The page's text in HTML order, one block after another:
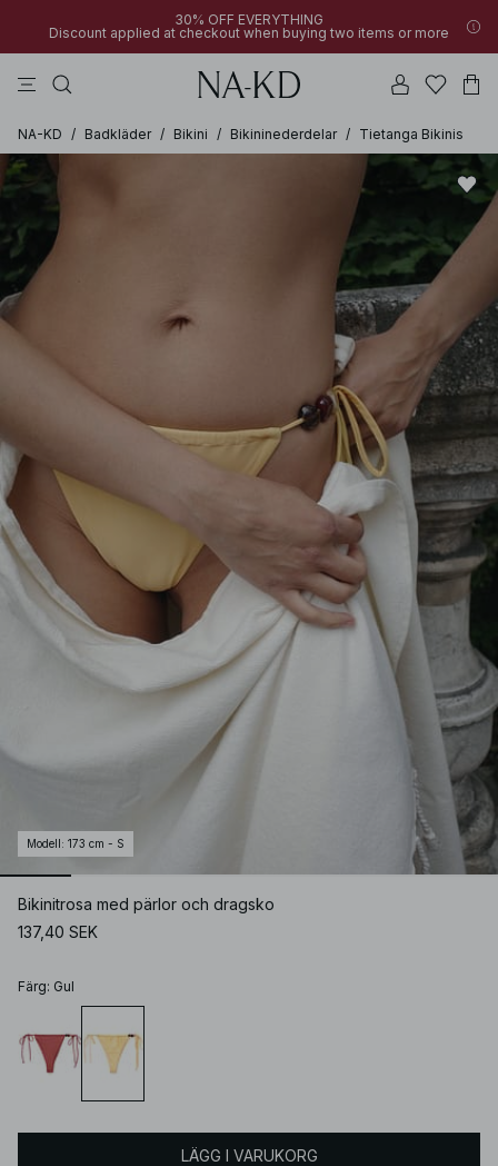
30% OFF EVERYTHING
Discount applied at checkout when buying two items or more
NA-KD / Badkläder / Bikini / Bikininederdelar / Tietanga Bikinis
Modell : 173 cm - S
Bikinitrosa med pärlor och dragsko
137,40 SEK
Färg: Gul
LÄGG I VARUKORG